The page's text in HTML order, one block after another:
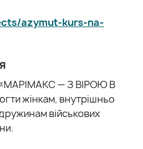
azymut-kurs-na-
«МАРІМАКС — З ВІРОЮ В
жінкам, внутрішньо
військових